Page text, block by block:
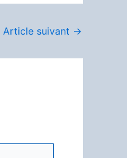
Article suivant →